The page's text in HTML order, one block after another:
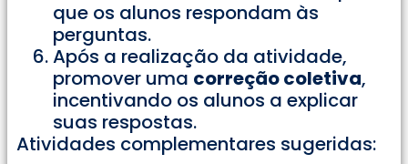
que os alunos respondam às
perguntas.
Após a realização da atividade,
promover uma correção coletiva,
incentivando os alunos a explicar
suas respostas.
Atividades complementares sugeridas: